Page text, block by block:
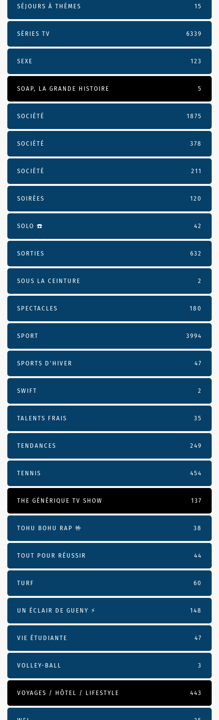
SÉJOURS À THÈMES 15
SÉRIES TV 6339
SEXE 123
SOAP, LA GRANDE HISTOIRE 5
SOCIÉTÉ 1875
SOCIÉTÉ 378
SOCIÉTÉ 211
SOIRÉES 120
SOLO ☎️ 42
SORTIES 632
SOUS LA CEINTURE 2
SPECTACLES 180
SPORT 3994
SPORTS D'HIVER 47
SWIFT 2
TALENTS FRAIS 35
TENDANCES 249
TENNIS 454
THE GÉNÉRIQUE TV SHOW 137
TOHU BOHU RAP 🤟 38
TOUT POUR RÉUSSIR 44
TURF 60
UN ÉCLAIR DE GUENY ⚡️ 148
VIE ÉTUDIANTE 47
VOLLEY-BALL 3
VOYAGES / HÔTEL / LIFESTYLE 443